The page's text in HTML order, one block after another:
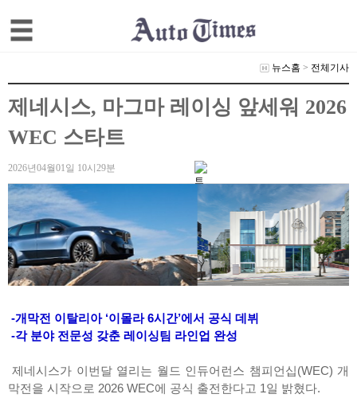
뉴스홈 > 전체기사
제네시스, 마그마 레이싱 앞세워 2026
WEC 스타트
2026년04월01일 10시29분
-개막전 이탈리아 ‘이몰라 6시간’에서 공식 데뷔
-각 분야 전문성 갖춘 레이싱팀 라인업 완성
제네시스가 이번달 열리는 월드 인듀어런스 챔피언십(WEC) 개
막전을 시작으로 2026 WEC에 공식 출전한다고 1일 밝혔다.